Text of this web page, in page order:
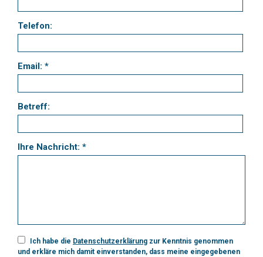
Telefon:
Email: *
Betreff:
Ihre Nachricht: *
Ich habe die Datenschutzerklärung zur Kenntnis genommen
und erkläre mich damit einverstanden, dass meine eingegebenen